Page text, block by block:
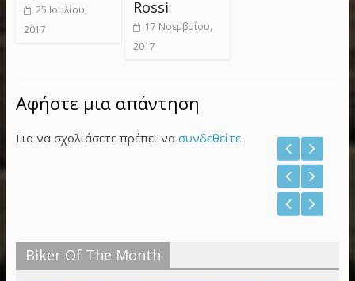
25 Ιουλίου,
2017
Rossi
17 Νοεμβρίου,
2017
Αφήστε μια απάντηση
Για να σχολιάσετε πρέπει να συνδεθείτε.
Biker Of The Month